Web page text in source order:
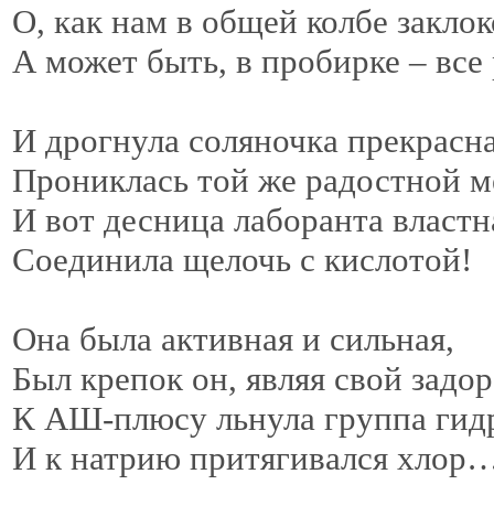
О, как нам в общей колбе
А может быть, в пробирке –
И дрогнула соляночка
Прониклась той же радостной
И вот десница лаборанта
Соединила щелочь с кислотой!
Она была активная и сильная,
Был крепок он, являя свой
К АШ-плюсу льнула группа
И к натрию притягивался